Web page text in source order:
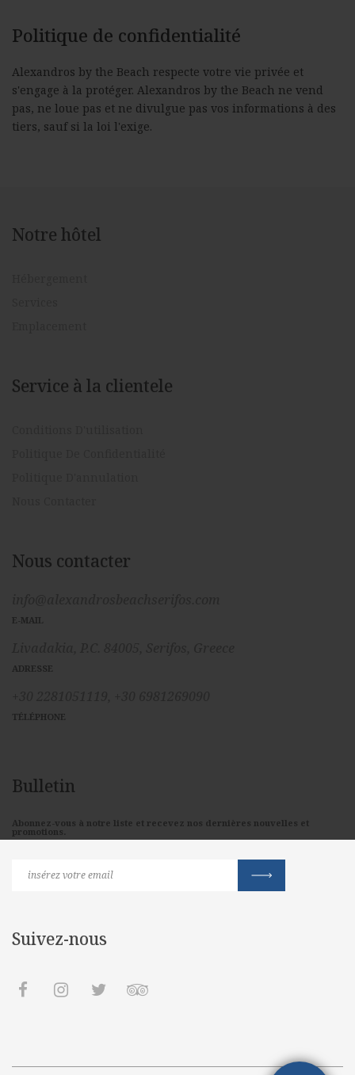
Politique de confidentialité
Alexandros by the Beach respecte votre vie privée et
s'engage à la protéger. Alexandros by the Beach ne vend
pas, ne loue pas et ne divulgue pas vos informations à des
tiers, sauf si la loi l'exige.
Notre hôtel
Service à la clientele
Nous contacter
E-MAIL
ADRESSE
TÉLÉPHONE
Bulletin
Abonnez-vous à notre liste et recevez nos dernières nouvelles et
promotions.
Suivez-nous